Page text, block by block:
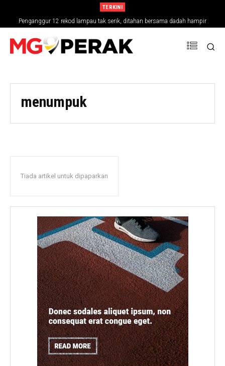
TERKINI
Penganggur 12 rekod lampau tak serik, ditahan bersama dadah hampir
RM30,000
menumpuk
Tiada artikel untuk dipaparkan